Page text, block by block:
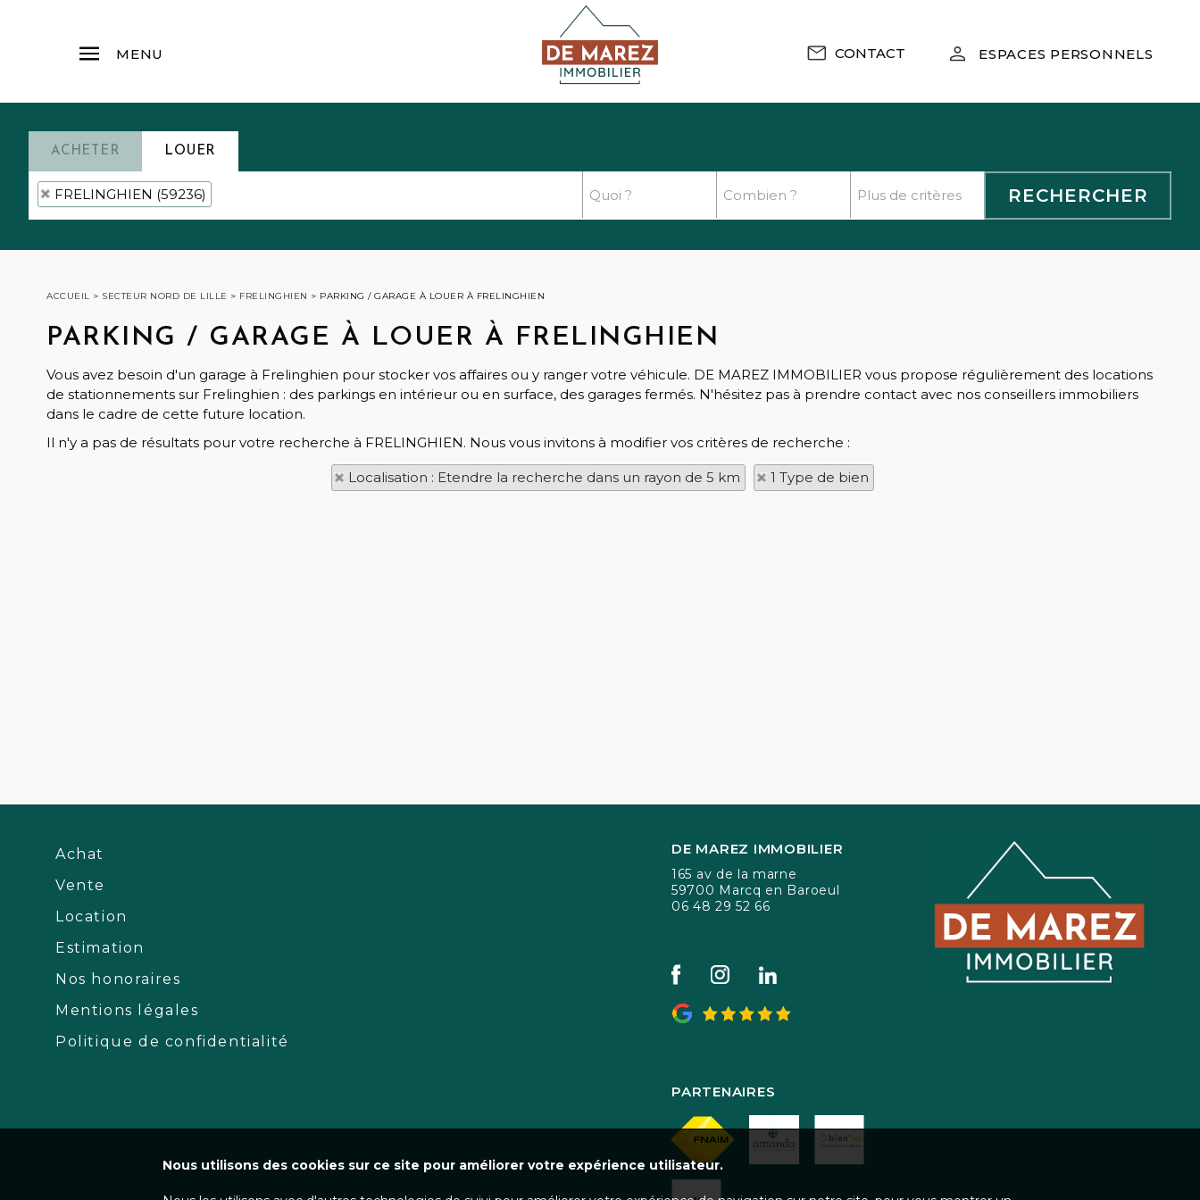
CONTACT ESPACES PERSONNELS
MENU
ACHETER LOUER
FRELINGHIEN (59236)
ACCUEIL > SECTEUR NORD DE LILLE > FRELINGHIEN > PARKING / GARAGE À LOUER À FRELINGHIEN
PARKING / GARAGE À LOUER À FRELINGHIEN
Vous avez besoin d'un garage à Frelinghien pour stocker vos affaires ou y ranger votre véhicule. DE MAREZ IMMOBILIER vous propose régulièrement des locations
de stationnements sur Frelinghien : des parkings en intérieur ou en surface, des garages fermés. N'hésitez pas à prendre contact avec nos conseillers immobiliers
dans le cadre de cette future location.
Il n'y a pas de résultats pour votre recherche à FRELINGHIEN. Nous vous invitons à modifier vos critères de recherche :
Localisation : Etendre la recherche dans un rayon de 5 km 1 Type de bien
Achat
Vente
Location
Estimation
Nos honoraires
Mentions légales
Politique de confidentialité
DE MAREZ IMMOBILIER
165 av de la marne
59700 Marcq en Baroeul
06 48 29 52 66
PARTENAIRES
Nous utilisons des cookies sur ce site pour améliorer votre expérience utilisateur.